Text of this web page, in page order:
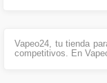
Vapeo24, tu tienda
competitivos. En